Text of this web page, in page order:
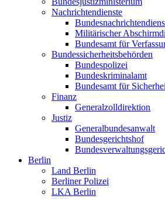
Nachrichtendienste
Militärischer
Bundesamt für
Bundessicherheitsbehörden
Bundespolizei
Bundeskriminalamt
Bundesamt für
Finanz
Generalzolldirektion
Justiz
Generalbundesanwalt
Bundesgerichtshof
Berlin
Land Berlin
Berliner Polizei
LKA Berlin